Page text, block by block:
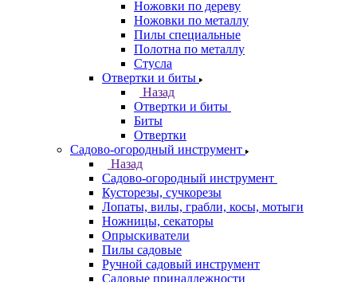
Ножовки по дереву
Ножовки по металлу
Пилы специальные
Полотна по металлу
Стусла
Отвертки и биты
Назад
Отвертки и биты
Биты
Отвертки
Садово-огородный инструмент
Назад
Садово-огородный инструмент
Кусторезы, сучкорезы
Лопаты, вилы, грабли, косы, мотыги
Ножницы, секаторы
Опрыскиватели
Пилы садовые
Ручной садовый инструмент
Садовые принадлежности